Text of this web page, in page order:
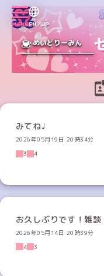
MENUEN／JP
めいどりーみん
みてね♩
2026年05月19日 20時34分
3
4
お久しぶりです！雑談
2026年05月14日 20時39分
4
3